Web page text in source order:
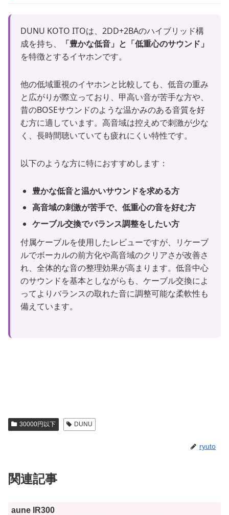
DUNU KOTO ITOは、2DD+2BAのハイブリッド構
成を持ち、
「豊かな低音」と「低重心のサウンド」
を特徴とするイヤホンです。
他の低域重視のイヤホンと比較しても、低音の重み
と広がりが際立っており、甲高い音が苦手な方や、
昔のBOSEサウンドのような温かみのある音質を好
む方に適しています。高音域は控えめで刺激が少な
く、長時間聴いていても疲れにくい特性です。
以下のような方に特におすすめします：
豊かな低音と温かいサウンドを求める方
高音域の刺激が苦手で、低重心の音を好む方
ケーブル交換でバランス調整をしたい方
付属ケーブルを使用したレビューですが、リケーブ
ルでボーカルの前方化や高音域のクリアさが改善さ
れ、全体的な音の整理効果が高まります。低音中心
のサウンドを基本としながらも、ケーブル交換によ
ってよりバランスの取れた音に調整可能な柔軟性も
備えています。
30000円以下 DUNU
ryuto
関連記事
aune IR300